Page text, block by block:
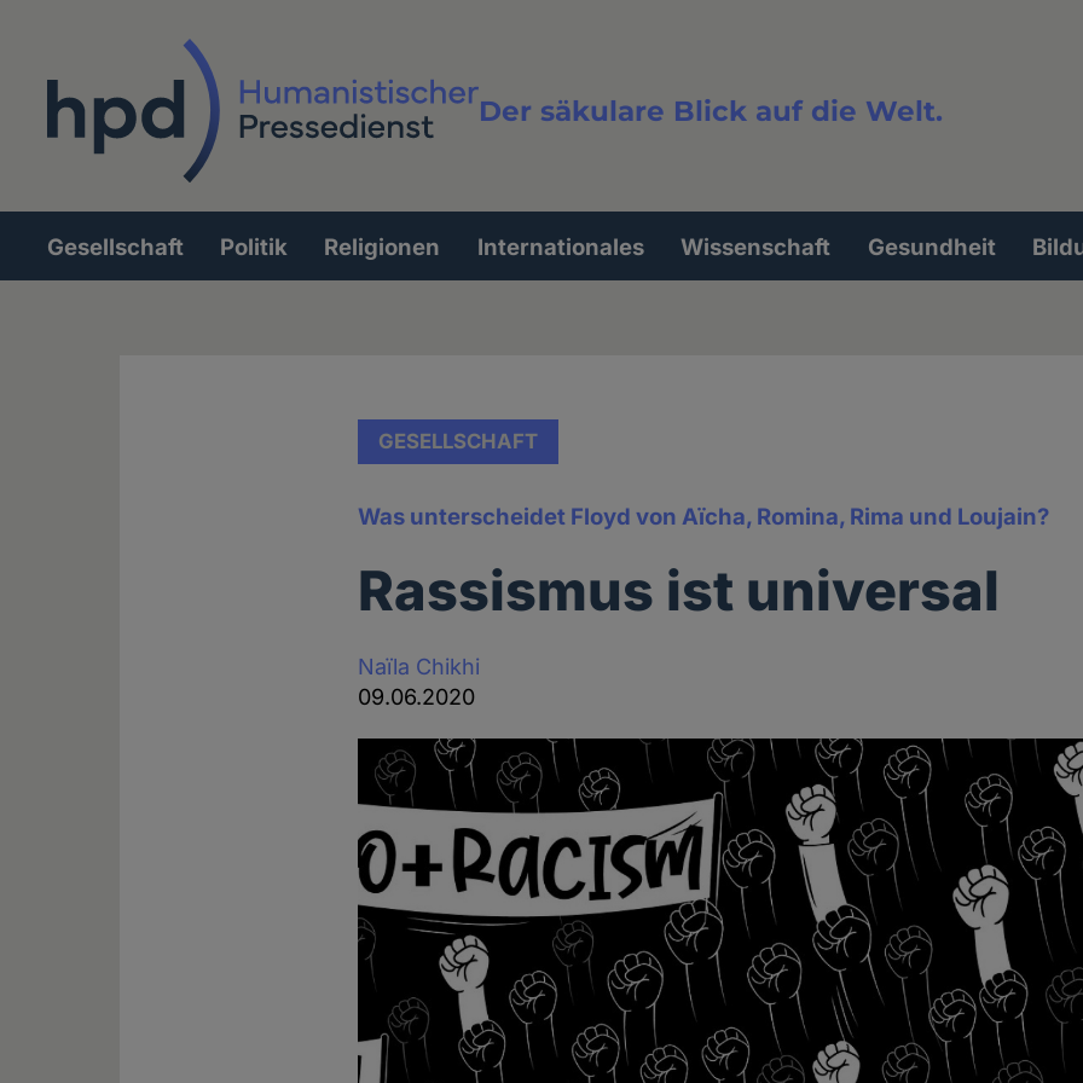
Der säkulare Blick auf die Welt.
Volltextsuche
Hauptnavigation
Gesellschaft Politik Religionen Internationales Wissenschaft Gesundheit
GESELLSCHAFT
Was unterscheidet Floyd von Aïcha, Romina, Rima und Loujain?
Rassismus ist universal
Naïla Chikhi
09.06.2020